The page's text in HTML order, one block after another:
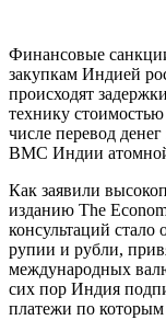
Финансовые
закупкам Индией
происходят
технику
числе перевод
ВМС Индии атомной
Как заявили
изданию The
консультаций стало
рупии и рубли,
международных
сих пор Индия
платежи по